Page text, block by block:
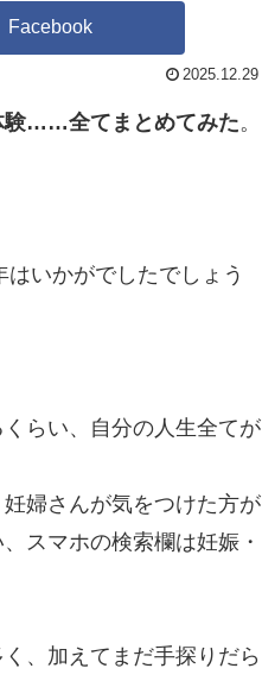
Facebook
2025.12.29
験……全てまとめてみた。
いかがでしたでしょう
らい、自分の人生全てが
婦さんが気をつけた方が
スマホの検索欄は妊娠・
、加えてまだ手探りだら